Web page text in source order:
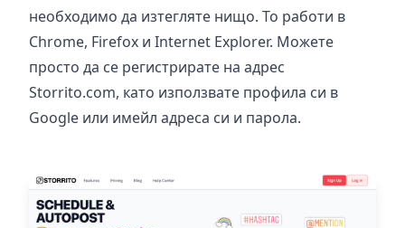
необходимо да изтегляте нищо. То работи в
Chrome, Firefox и Internet Explorer. Можете
просто да се регистрирате на адрес
Storrito.com, като използвате профила си в
Google или имейл адреса си и парола.